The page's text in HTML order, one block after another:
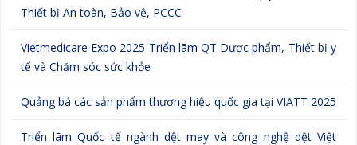
Thiết bị An toàn, Bảo vệ, PCCC
Vietmedicare Expo 2025 Triển lãm QT Dược phẩm, Thiết bị y
tế và Chăm sóc sức khỏe
Quảng bá các sản phẩm thương hiệu quốc gia tại VIATT 2025
Triển lãm Quốc tế ngành dệt may và công nghệ dệt Việt